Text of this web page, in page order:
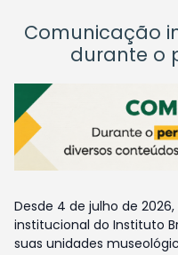
Comunicação
durante o
Desde 4 de julho de
institucional do Instituto
suas unidades